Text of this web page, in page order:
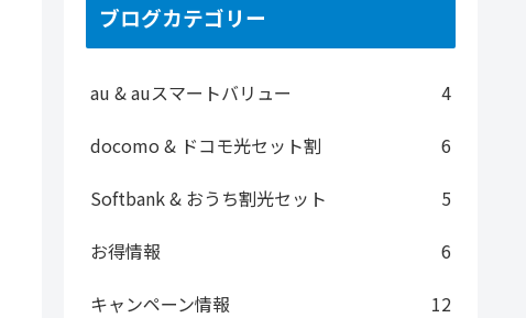
ブログカテゴリー
au & auスマートバリュー
4
docomo & ドコモ光セット割
6
Softbank & おうち割光セット
5
お得情報
6
キャンペーン情報
12